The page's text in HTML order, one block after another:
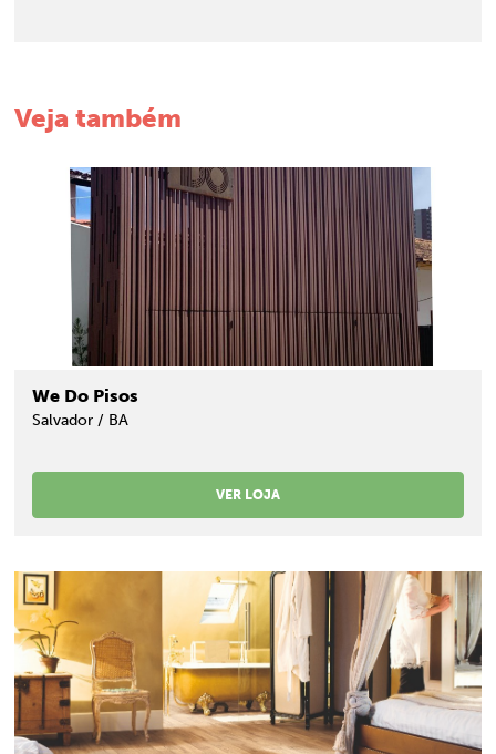
Veja também
We Do Pisos
Salvador / BA
VER LOJA